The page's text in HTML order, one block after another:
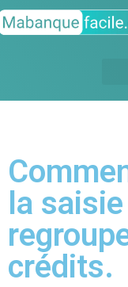
la
crédits.